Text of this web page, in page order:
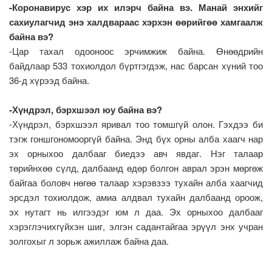
-Коронавирус хэр их илэрч байна вэ. Манай энхийг
сахиулагчид энэ халдвараас хэрхэн өөрийгөө хамгаалж
байна вэ?
-Цар тахал одооноос эрчимжиж байна. Өнөөдрийн
байдлаар 533 тохиолдол бүртгэгдэж, нас барсан хүний тоо
36-д хүрээд байна.
-Хүндрэл, бэрхшээл юу байна вэ?
-Хүндрэл, бэрхшээл яривал тоо томшгүй олон. Гэхдээ би
тэгж гоншгономооргүй байна. Энд бүх орны алба хаагч нар
эх орныхоо далбааг биедээ авч явдаг. Нэг талаар
төрийнхөө сүлд, далбаанд өдөр болгон аврал эрэн мөргөж
байгаа боловч нөгөө талаар хэрэвзээ тухайн алба хаагчид
эрсдэл тохиолдож, амиа алдвал тухайн далбаанд ороож,
эх нутагт нь илгээдэг юм л даа. Эх орныхоо далбааг
хэрэглэчихгүйхэн шиг, элгэн садантайгаа эрүүл энх учран
золгохыг л зорьж ажиллаж байна даа.